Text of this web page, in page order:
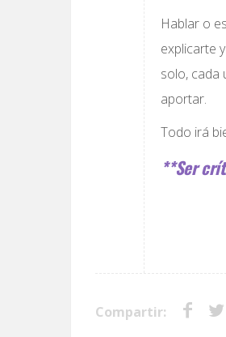
Hablar o
explicarte
solo, cada
aportar.
Todo irá
**Ser
Compartir: